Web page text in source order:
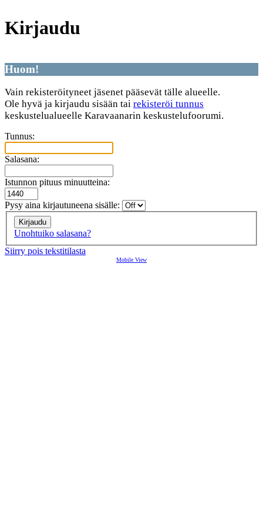
Kirjaudu
Huom!
Vain rekisteröityneet jäsenet pääsevät tälle alueelle.
Ole hyvä ja kirjaudu sisään tai rekisteröi tunnus
keskustelualueelle Karavaanarin keskustelufoorumi.
Tunnus:
Salasana:
Istunnon pituus minuutteina:
Pysy aina kirjautuneena sisälle:
Unohtuiko salasana?
Siirry pois tekstitilasta
Mobile View